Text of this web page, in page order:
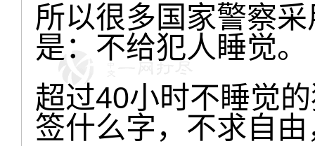
所以很多国家警察
是：不给犯人睡觉。
超过40小时不睡觉
签什么字，不求自